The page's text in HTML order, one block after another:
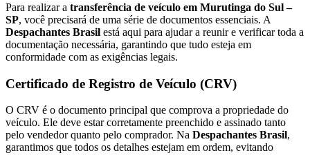
Para realizar a transferência de veículo em Murutinga do Sul –
SP, você precisará de uma série de documentos essenciais. A
Despachantes Brasil está aqui para ajudar a reunir e verificar toda a
documentação necessária, garantindo que tudo esteja em
conformidade com as exigências legais.
Certificado de Registro de Veículo (CRV)
O CRV é o documento principal que comprova a propriedade do
veículo. Ele deve estar corretamente preenchido e assinado tanto
pelo vendedor quanto pelo comprador. Na Despachantes Brasil,
garantimos que todos os detalhes estejam em ordem, evitando